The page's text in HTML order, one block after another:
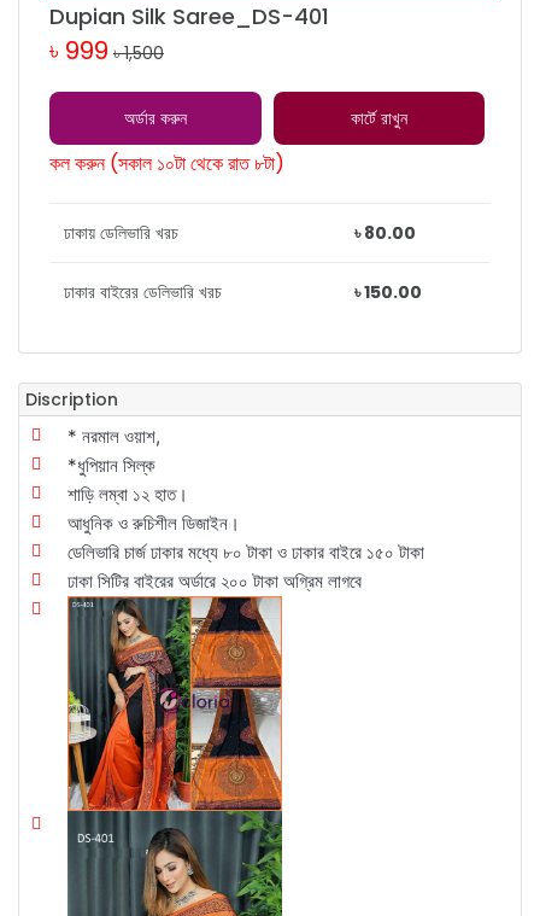
Dupian Silk Saree_DS-401
৳ 999 ৳ 1,500
অর্ডার করুন কার্টে রাখুন
কল করুন (সকাল ১০টা থেকে রাত ৮টা)
ঢাকায় ডেলিভারি খরচ ৳ 80.00
ঢাকার বাইরের ডেলিভারি খরচ ৳ 150.00
Discription
* নরমাল ওয়াশ,
*ধুপিয়ান সিল্ক
শাড়ি লম্বা ১২ হাত।
আধুনিক ও রুচিশীল ডিজাইন।
ডেলিভারি চার্জ ঢাকার মধ্যে ৮০ টাকা ও ঢাকার বাইরে ১৫০ টাকা
ঢাকা সিটির বাইরের অর্ডারে ২০০ টাকা অগ্রিম লাগবে